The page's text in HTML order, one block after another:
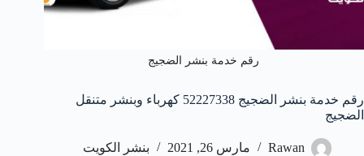
رقم خدمة بنشر الضجيج
رقم خدمة بنشر الضجيج 52227338 كهرباء وبنشر متنقل
الضجيج
Rawan مارس 26, 2021 بنشر الكويت